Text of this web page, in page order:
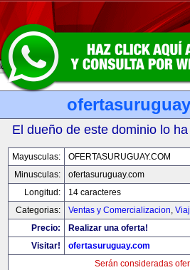
El dueño de este dominio lo
Mayusculas:
OFERTASURUGUAY.COM
Minusculas:
ofertasuruguay.com
Longitud:
14 caracteres
Categorias:
Ventas y Comercializacion,
Precio:
Realizar una oferta!
Visitar!
ofertasuruguay.com
Serán consideradas